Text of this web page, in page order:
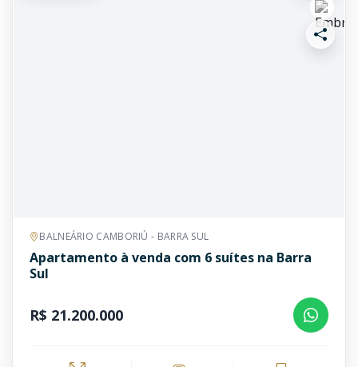
BALNEÁRIO CAMBORIÚ - BARRA SUL
Apartamento à venda com 6 suítes na Barra
Sul
R$ 21.200.000